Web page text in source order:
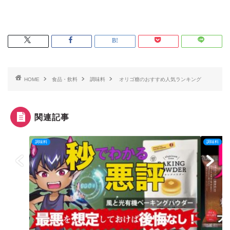
HOME 食品・飲料 調味料 オリゴ糖のおすすめ人気ランキング
関連記事
調味料 調味料